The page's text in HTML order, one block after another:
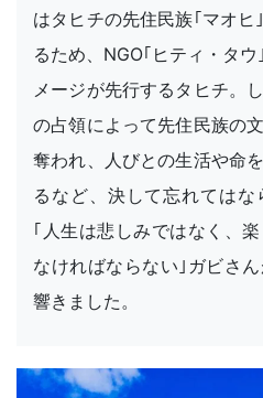
はタヒチの先住民族｢マオ
るため、NGO｢ヒティ・タ
メージが先行するタヒチ。
の占領によって先住民族の
奪われ、人びとの生活や命
るなど、決して忘れてはな
｢人生は悲しみではなく、
なければならない｣ガビさ
響きました。